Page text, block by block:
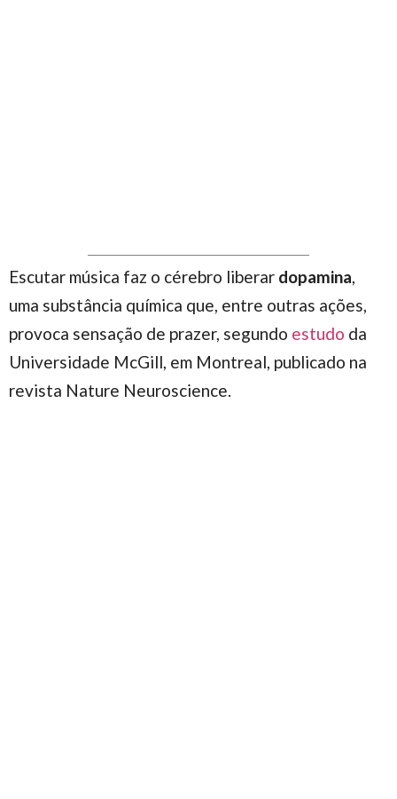
Escutar música faz o cérebro liberar dopamina,
uma substância química que, entre outras ações,
provoca sensação de prazer, segundo estudo da
Universidade McGill, em Montreal, publicado na
revista Nature Neuroscience.